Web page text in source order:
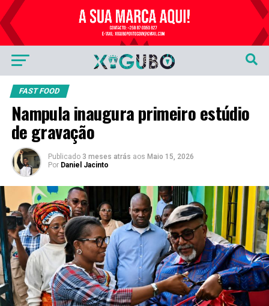
Publicidade
FAST FOOD
Nampula inaugura primeiro estúdio
de gravação
Publicado 3 meses atrás aos Maio 15, 2026
Por Daniel Jacinto